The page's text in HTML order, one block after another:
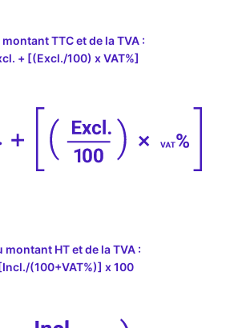
TTC et de la TVA :
+ [(Excl./100) x VAT%]
montant HT et de la TVA :
(100+VAT%)] x 100